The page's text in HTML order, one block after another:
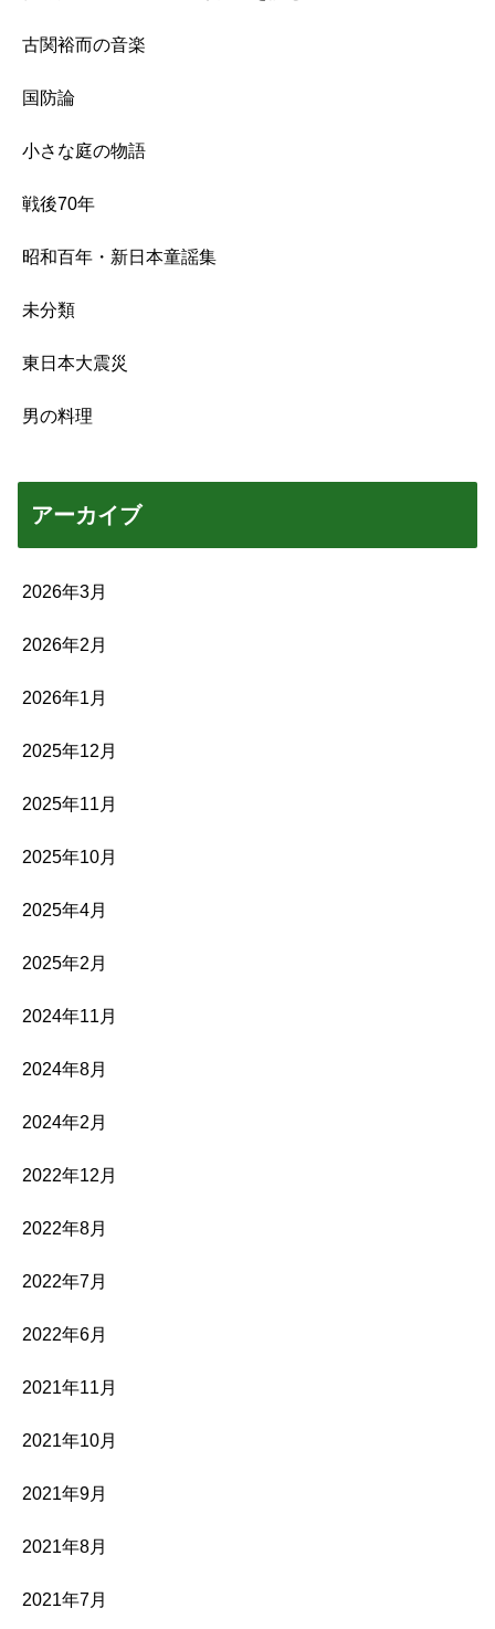
古関裕而の音楽
国防論
小さな庭の物語
戦後70年
昭和百年・新日本童謡集
未分類
東日本大震災
男の料理
アーカイブ
2026年3月
2026年2月
2026年1月
2025年12月
2025年11月
2025年10月
2025年4月
2025年2月
2024年11月
2024年8月
2024年2月
2022年12月
2022年8月
2022年7月
2022年6月
2021年11月
2021年10月
2021年9月
2021年8月
2021年7月